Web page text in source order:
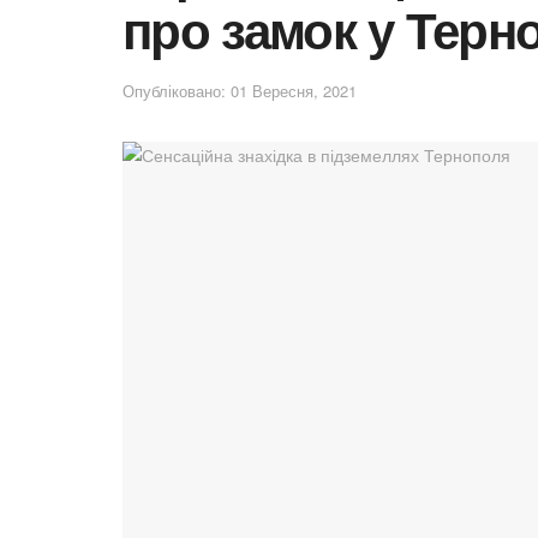
про замок у
Опубліковано: 01 Вересня, 2021